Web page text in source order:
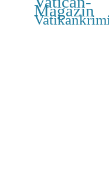
Magazin
Vatikankrimi